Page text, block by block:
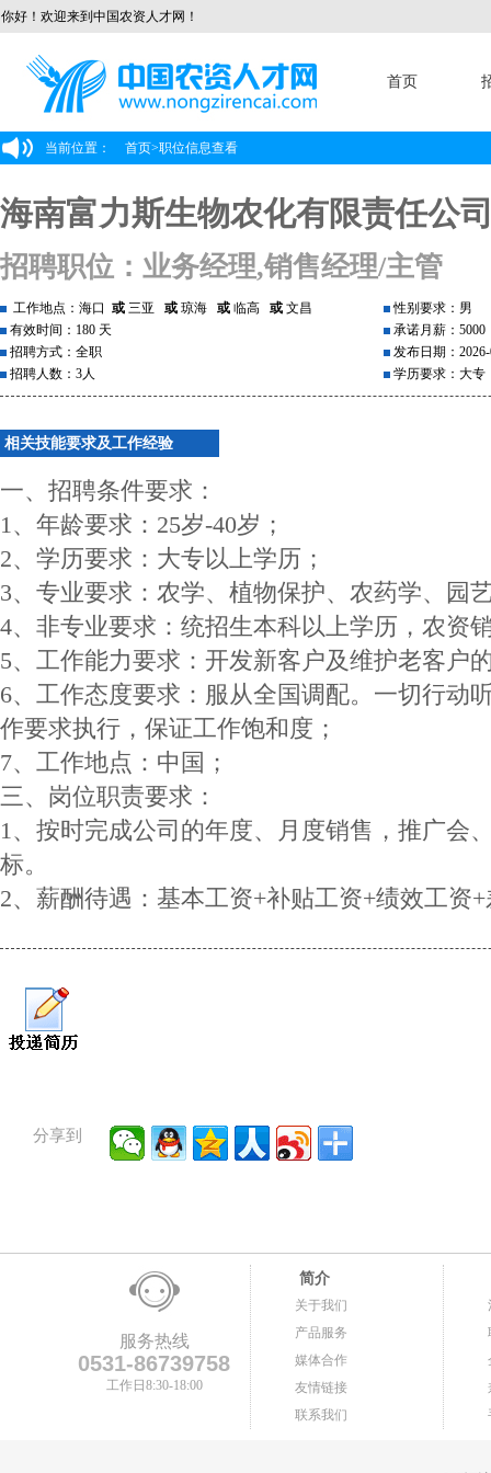
你好！欢迎来到中国农资人才网！
首页
当前位置： 首页>职位信息查看
海南富力斯生物农化有限责任公
招聘职位：业务经理,销售经理/主管
工作地点：海口 或 三亚 或 琼海 或 临高 或 文昌
有效时间：180 天
招聘方式：全职
招聘人数：3人
性别要求：男
承诺月薪：5000
发布日期：
学历要求：大专
相关技能要求及工作经验
一、招聘条件要求：
1、年龄要求：25岁-40岁；
2、学历要求：大专以上学历；
3、专业要求：农学、植物保护、农药学、园
4、非专业要求：统招生本科以上学历，农资
5、工作能力要求：开发新客户及维护老客户
6、工作态度要求：服从全国调配。一切行动
作要求执行，保证工作饱和度；
7、工作地点：中国；
三、岗位职责要求：
1、按时完成公司的年度、月度销售，推广会
标。
2、薪酬待遇：基本工资+补贴工资+绩效工资
分享到
服务热线
0531-86739758
工作日8:30-18:00
简介
关于我们
产品服务
媒体合作
友情链接
联系我们